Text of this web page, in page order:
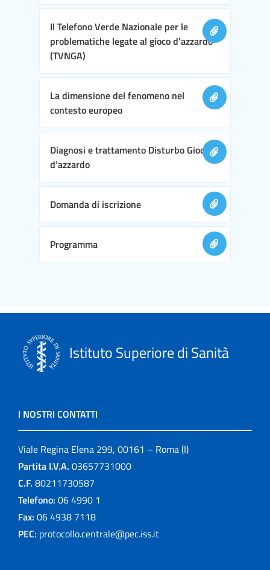
Il Telefono Verde Nazionale per le
problematiche legate al gioco d'azzardo
(TVNGA)
La dimensione del fenomeno nel
contesto europeo
Diagnosi e trattamento Disturbo Gioco
d’azzardo
Domanda di iscrizione
Programma
Istituto Superiore di Sanità
I NOSTRI CONTATTI
Viale Regina Elena 299, 00161 – Roma (I)
Partita I.V.A. 03657731000
C.F. 80211730587
Telefono: 06 4990 1
Fax: 06 4938 7118
PEC: protocollo.centrale@pec.iss.it